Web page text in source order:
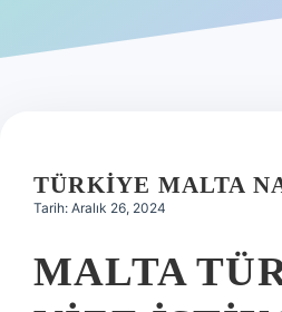
Hakkımızda
TÜRKIYE MALTA
Tarih: Aralık 26, 2024
MALTA